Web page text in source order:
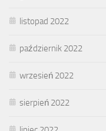
listopad 2022
październik 2022
wrzesień 2022
sierpień 2022